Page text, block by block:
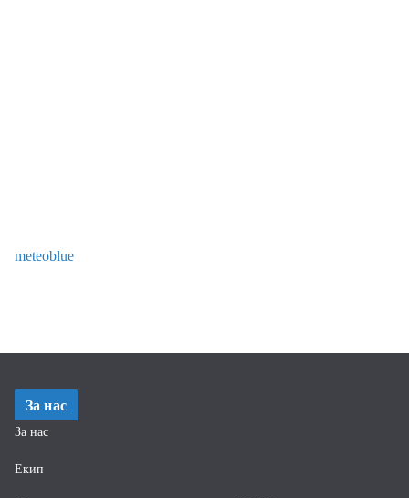
meteoblue
За нас
За нас
Екип